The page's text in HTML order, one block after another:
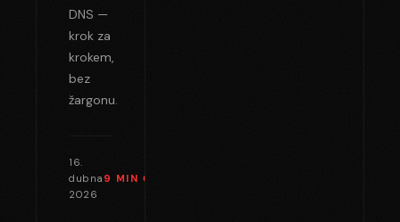
DNS —
krok za
krokem,
bez
žargonu.
16.
dubna
2026
9 MIN ČTENÍ →